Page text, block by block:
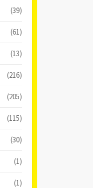
(39)
(61)
(13)
(216)
(205)
(115)
(30)
(1)
(1)